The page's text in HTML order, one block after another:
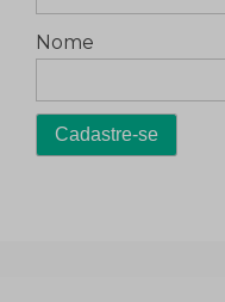
Nome